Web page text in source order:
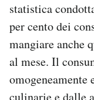
statistica
per cento dei
mangiare anche
al mese. Il
culinarie e dalle